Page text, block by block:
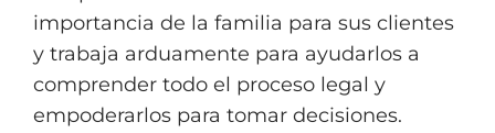
importancia de la familia para sus clientes
y trabaja arduamente para ayudarlos a
comprender todo el proceso legal y
empoderarlos para tomar decisiones.